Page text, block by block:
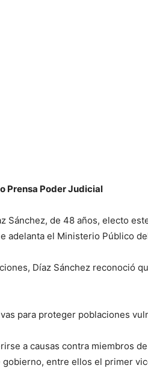
Prensa Poder Judicial
Sánchez, de 48 años, electo
adelanta el Ministerio Público
Díaz Sánchez reconoció
para proteger poblaciones
a causas contra miembros
gobierno, entre ellos el primer